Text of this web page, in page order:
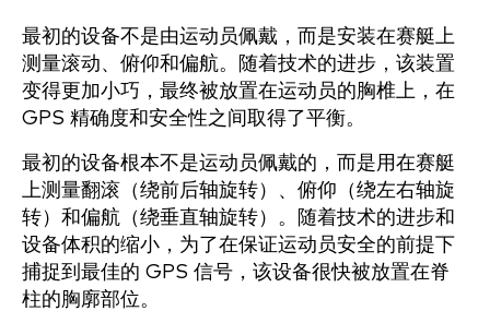
最初的设备不是由运动员佩戴，而是安装在赛艇上
测量滚动、俯仰和偏航。随着技术的进步，该装置
变得更加小巧，最终被放置在运动员的胸椎上，在
GPS 精确度和安全性之间取得了平衡。
最初的设备根本不是运动员佩戴的，而是用在赛艇
上测量翻滚（绕前后轴旋转）、俯仰（绕左右轴旋
转）和偏航（绕垂直轴旋转）。随着技术的进步和
设备体积的缩小，为了在保证运动员安全的前提下
捕捉到最佳的 GPS 信号，该设备很快被放置在脊
柱的胸廓部位。